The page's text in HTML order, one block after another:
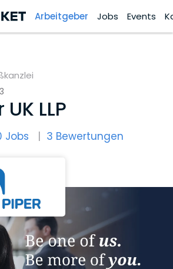
Arbeitgeber Jobs Events
LLP
Jobs 3 Bewertungen